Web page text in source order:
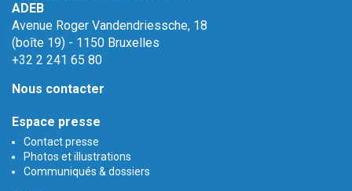
ADEB
Avenue Roger Vandendriessche, 18
(boîte 19) - 1150 Bruxelles
+32 2 241 65 80
Nous contacter
Espace presse
Contact presse
Photos et illustrations
Communiqués & dossiers